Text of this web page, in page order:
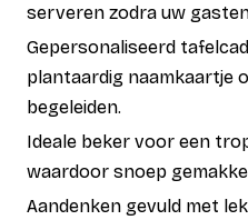
serveren zodra uw
Gepersonaliseerd
plantaardig naamkaartje
begeleiden.
Ideale beker voor een
waardoor snoep
Aandenken gevuld met